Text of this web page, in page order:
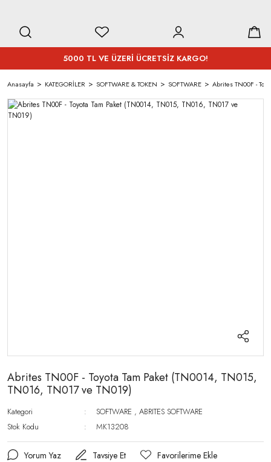
5000 TL VE ÜZERİ ÜCRETSİZ KARGO!
Anasayfa KATEGORİLER SOFTWARE & TOKEN SOFTWARE Abrites TN00F -
Abrites TN00F - Toyota Tam Paket (TN0014, TN015,
TN016, TN017 ve TN019)
Kategori SOFTWARE ,ABRITES SOFTWARE
Stok Kodu
MK13208
Yorum Yaz Tavsiye Et